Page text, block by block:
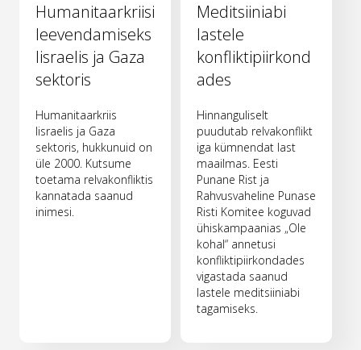
Humanitaarkriisi
leevendamiseks
Iisraelis ja Gaza
sektoris
Humanitaarkriis
Iisraelis ja Gaza
sektoris, hukkunuid on
üle 2000. Kutsume
toetama relvakonfliktis
kannatada saanud
inimesi.
Meditsiiniabi
lastele
konfliktipiirkond
ades
Hinnanguliselt
puudutab relvakonflikt
iga kümnendat last
maailmas. Eesti
Punane Rist ja
Rahvusvaheline Punase
Risti Komitee koguvad
ühiskampaanias „Ole
kohal“ annetusi
konfliktipiirkondades
vigastada saanud
lastele meditsiiniabi
tagamiseks.